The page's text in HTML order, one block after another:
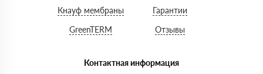
Кнауф мембраны
GreenTERM
Гарантии
Отзывы
Контактная информация